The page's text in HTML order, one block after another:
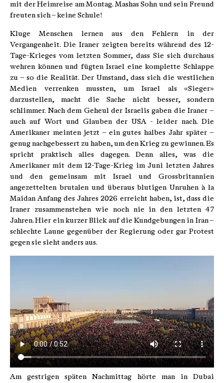
mit der Heimreise am Montag. Mashas Sohn und sein Freund
freuten sich – keine Schule!
Kluge Menschen lernen aus den Fehlern in der
Vergangenheit. Die Iraner zeigten bereits während des 12-
Tage-Krieges vom letzten Sommer, dass Sie sich durchaus
wehren können und fügten Israel eine komplette Schlappe
zu – so die Realität. Der Umstand, dass sich die westlichen
Medien verrenken mussten, um Israel als «Sieger»
darzustellen, macht die Sache nicht besser, sondern
schlimmer. Nach dem Geheul der Israelis gaben die Iraner –
auch auf Wort und Glauben der USA - leider nach. Die
Amerikaner meinten jetzt – ein gutes halbes Jahr später –
genug nachgebessert zu haben, um den Krieg zu gewinnen. Es
spricht praktisch alles dagegen. Denn alles, was die
Amerikaner mit dem 12-Tage-Krieg im Juni letzten Jahres
und den gemeinsam mit Israel und Grossbritannien
angezettelten brutalen und überaus blutigen Unruhen à la
Maidan Anfang des Jahres 2026 erreicht haben, ist, dass die
Iraner zusammenstehen wie noch nie in den letzten 47
Jahren. Hier ein kurzer Blick auf die Kundgebungen in Iran –
schlechte Laune gegenüber der Regierung oder gar Protest
gegen sie sieht anders aus.
Am gestrigen späten Nachmittag hörte man in Dubai